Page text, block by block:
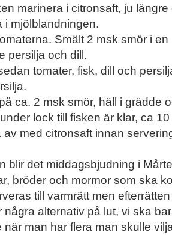
marinera i citronsaft, ju
i mjölblandningen.
Smält 2 msk smör i
persilja och dill.
tomater, fisk, dill och
ca. 2 msk smör, häll i grädde
lock till fisken är klar, ca 10
av med citronsaft innan
blir det middagsbjudning i
bröder och mormor som ska
till varmrätt men
några alternativ på lut, vi ska
när man har flera man skulle